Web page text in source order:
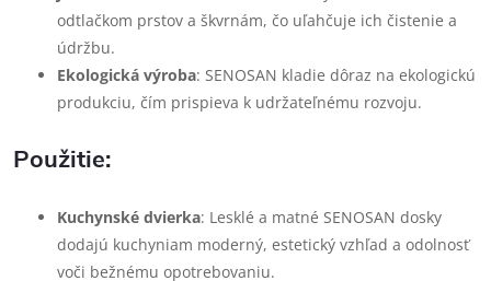
odtlačkom prstov a škvrnám, čo uľahčuje ich čistenie a
údržbu.
Ekologická výroba: SENOSAN kladie dôraz na ekologickú
produkciu, čím prispieva k udržateľnému rozvoju.
Použitie:
Kuchynské dvierka: Lesklé a matné SENOSAN dosky
dodajú kuchyniam moderný, estetický vzhľad a odolnosť
voči bežnému opotrebovaniu.